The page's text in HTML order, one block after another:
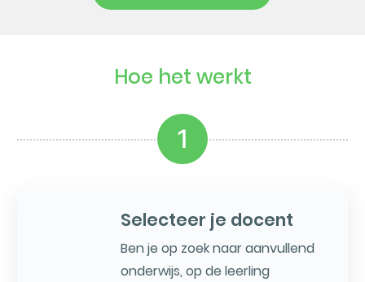
Hoe het werkt
1
Selecteer je docent
Ben je op zoek naar aanvullend
onderwijs, op de leerling